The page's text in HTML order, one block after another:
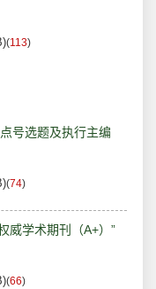
(113)
号选题及执行主编
(74)
威学术期刊（A+）”
(66)